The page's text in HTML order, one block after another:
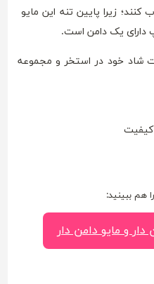
کنند؛ زیرا پایین تنه این مایو
دارای یک دامن است.
شاد خود در استخر و مجموعه
هم ببینید:
و مایو دامن دار